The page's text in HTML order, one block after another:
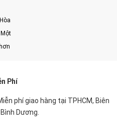
Phí
phí giao hàng tại TPHCM, Biên
Dương.